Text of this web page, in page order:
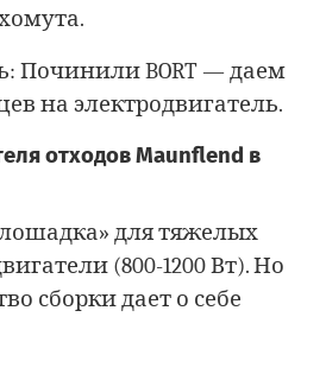
Починили BORT — даем
на электродвигатель.
отходов Maunflend в
для тяжелых
(800-1200 Вт). Но
сборки дает о себе